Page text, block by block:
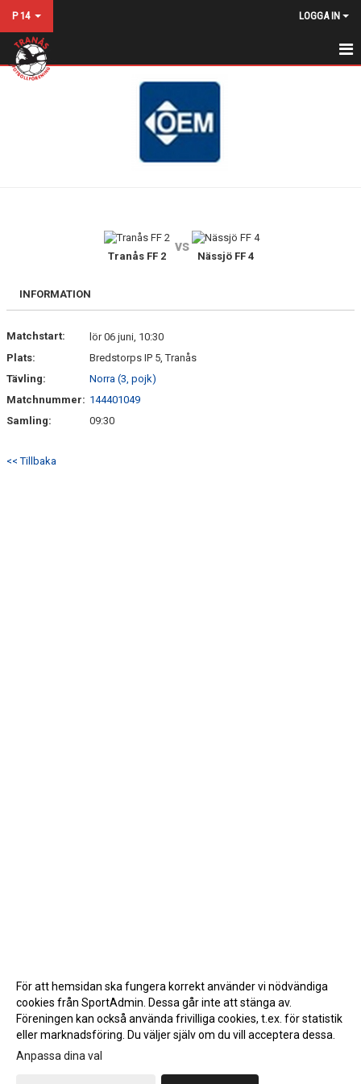
P 14 LOGGA IN
HEM
DOKUMENT
Tranås FF 2
vs
Nässjö FF 4
INFORMATION
Matchstart:
lör 06 juni, 10:30
Plats:
Bredstorps IP 5, Tranås
Tävling:
Norra (3, pojk)
Matchnummer: 144401049
Samling:
09:30
<< Tillbaka
Gå till Webbversion
För att hemsidan ska fungera korrekt använder vi nödvändiga
cookies från SportAdmin. Dessa går inte att stänga av.
Föreningen kan också använda frivilliga cookies, t.ex. för statistik
eller marknadsföring. Du väljer själv om du vill acceptera dessa.
Anpassa dina val